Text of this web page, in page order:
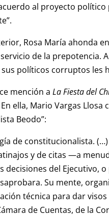
al proyecto
Rosa María ahonda
de la prepotencia.
políticos corruptos les
mención aLa Fiesta del
ella, Mario Vargas Llosa
Beodo”:
de constitucionalista.
y de citas —a
decisiones del Ejecutivo,
Su mente,
técnica para dar
de Cuentas, de la